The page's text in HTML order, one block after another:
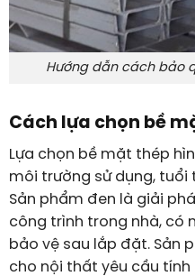
Hướng dẫn cách bảo
Cách lựa chọn bề
Lựa chọn bề mặt thép
môi trường sử dụng, tuổi
Sản phẩm đen là giải
công trình trong nhà, có
bảo vệ sau lắp đặt. Sản
cho nội thất yêu cầu